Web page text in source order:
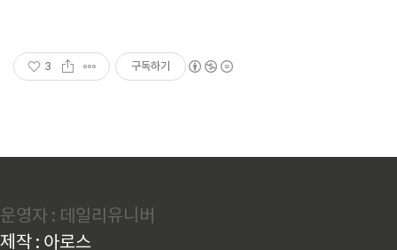
3 구독하기
운영자 : 데일리유니버
제작 : 아로스